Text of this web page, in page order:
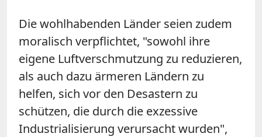
Die wohlhabenden Länder seien zudem
moralisch verpflichtet, "sowohl ihre
eigene Luftverschmutzung zu reduzieren,
als auch dazu ärmeren Ländern zu
helfen, sich vor den Desastern zu
schützen, die durch die exzessive
Industrialisierung verursacht wurden",